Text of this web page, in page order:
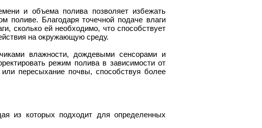
и объема полива позволяет избежать
поливе. Благодаря точечной подаче влаги
сколько ей необходимо, что способствует
на окружающую среду.
влажности, дождевыми сенсорами и
режим полива в зависимости от
пересыхание почвы, способствуя более
из которых подходит для определенных